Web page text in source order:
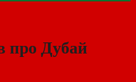
про Дубай